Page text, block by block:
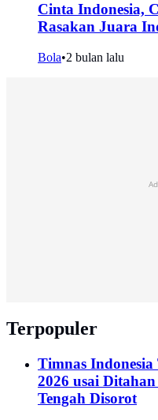
Cinta Indonesia,
Rasakan Juara
Bola•2 bulan lalu
Terpopuler
Timnas
2026 usai
Tengah Disorot